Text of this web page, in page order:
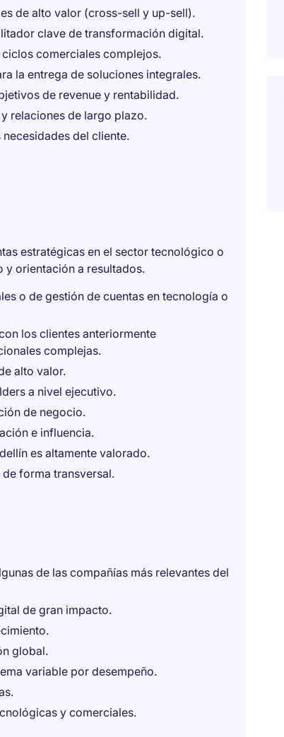
de alto valor (cross-sell y up-sell).
clave de transformación digital.
comerciales complejos.
la entrega de soluciones integrales.
de revenue y rentabilidad.
relaciones de largo plazo.
del cliente.
estratégicas en el sector tecnológico o
y orientación a resultados.
o de gestión de cuentas en tecnología o
los clientes anteriormente
complejas.
alto valor.
a nivel ejecutivo.
de negocio.
e influencia.
es altamente valorado.
forma transversal.
de las compañías más relevantes del
de gran impacto.
global.
variable por desempeño.
y comerciales.